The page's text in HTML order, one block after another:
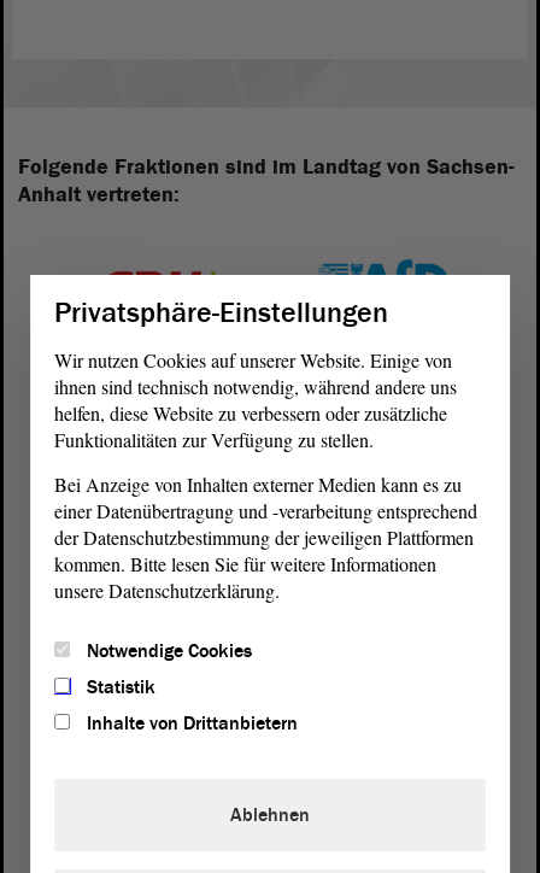
Folgende Fraktionen sind im Landtag von Sachsen-
Anhalt vertreten:
Landtagvon Sachsen-Anhalt
Domplatz 6–9
39104 Magdeburg
Privatsphäre-Einstellungen
Wir nutzen Cookies auf unserer Website. Einige von
ihnen sind technisch notwendig, während andere uns
helfen, diese Website zu verbessern oder zusätzliche
Funktionalitäten zur Verfügung zu stellen.
Bei Anzeige von Inhalten externer Medien kann es zu
einer Datenübertragung und -verarbeitung entsprechend
der Datenschutzbestimmung der jeweiligen Plattformen
kommen. Bitte lesen Sie für weitere Informationen
unsere Datenschutzerklärung.
Notwendige Cookies
Statistik
Inhalte von Drittanbietern
Ablehnen